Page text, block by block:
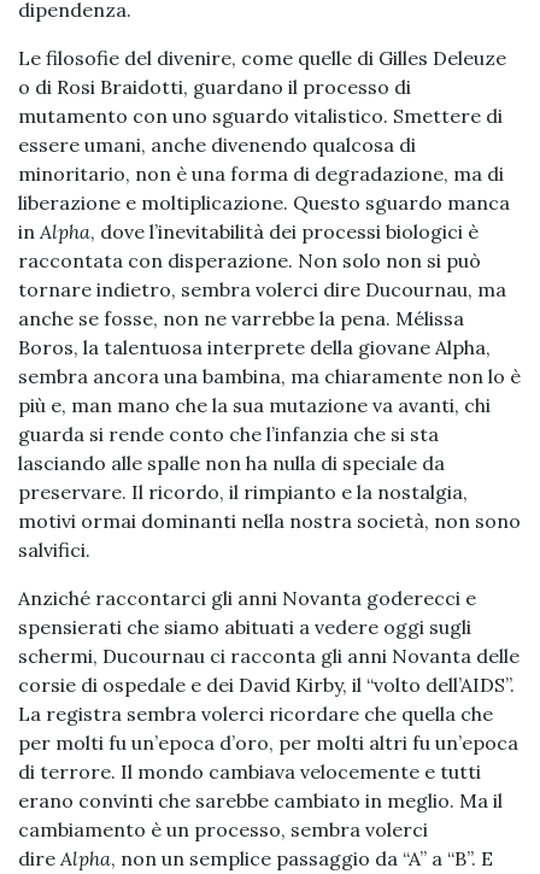
dipendenza.
Le filosofie del divenire, come quelle di Gilles Deleuze
o di Rosi Braidotti, guardano il processo di
mutamento con uno sguardo vitalistico. Smettere di
essere umani, anche divenendo qualcosa di
minoritario, non è una forma di degradazione, ma di
liberazione e moltiplicazione. Questo sguardo manca
inAlpha, dove l’inevitabilità dei processi biologici è
raccontata con disperazione. Non solo non si può
tornare indietro, sembra volerci dire Ducournau, ma
anche se fosse, non ne varrebbe la pena. Mélissa
Boros, la talentuosa interprete della giovane Alpha,
sembra ancora una bambina, ma chiaramente non lo è
più e, man mano che la sua mutazione va avanti, chi
guarda si rende conto che l’infanzia che si sta
lasciando alle spalle non ha nulla di speciale da
preservare. Il ricordo, il rimpianto e la nostalgia,
motivi ormai dominanti nella nostra società, non sono
salvifici.
Anziché raccontarci gli anni Novanta goderecci e
spensierati che siamo abituati a vedere oggi sugli
schermi, Ducournau ci racconta gli anni Novanta delle
corsie di ospedale e dei David Kirby, il “volto dell’AIDS”.
La registra sembra volerci ricordare che quella che
per molti fu un’epoca d’oro, per molti altri fu un’epoca
di terrore. Il mondo cambiava velocemente e tutti
erano convinti che sarebbe cambiato in meglio. Ma il
cambiamento è un processo, sembra volerci
direAlpha, non un semplice passaggio da “A” a “B”. E